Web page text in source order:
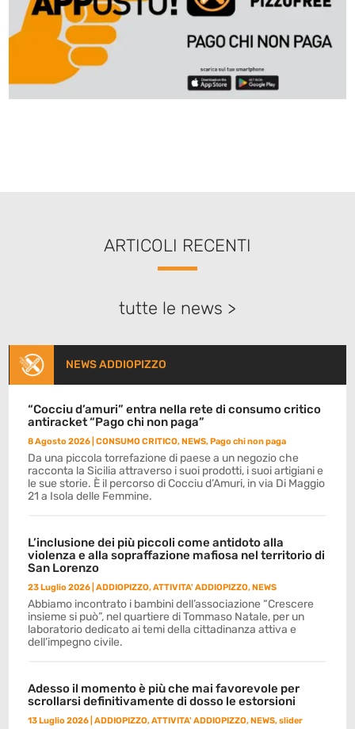
ARTICOLI RECENTI
tutte le news >
NEWS ADDIOPIZZO
“Cocciu d’amuri” entra nella rete di consumo critico
antiracket “Pago chi non paga”
8 Agosto 2026 |CONSUMO CRITICO,NEWS,Pago chi non paga
Da una piccola torrefazione di paese a un negozio che
racconta la Sicilia attraverso i suoi prodotti, i suoi artigiani e
le sue storie. È il percorso di Cocciu d’Amuri, in via Di Maggio
21 a Isola delle Femmine.
L’inclusione dei più piccoli come antidoto alla
violenza e alla sopraffazione mafiosa nel territorio di
San Lorenzo
23 Luglio 2026 |ADDIOPIZZO,ATTIVITA' ADDIOPIZZO,NEWS
Abbiamo incontrato i bambini dell’associazione “Crescere
insieme si può”, nel quartiere di Tommaso Natale, per un
laboratorio dedicato ai temi della cittadinanza attiva e
dell’impegno civile.
Adesso il momento è più che mai favorevole per
scrollarsi definitivamente di dosso le estorsioni
13 Luglio 2026 |ADDIOPIZZO,ATTIVITA' ADDIOPIZZO,NEWS,slider